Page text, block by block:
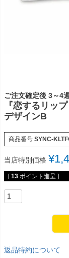
ご注文確定後 3～4
『恋するリッ
デザインB
商品番号 SYNC-
当店特別価格 ¥
[ 13 ポイント進呈 ]
返品特約について